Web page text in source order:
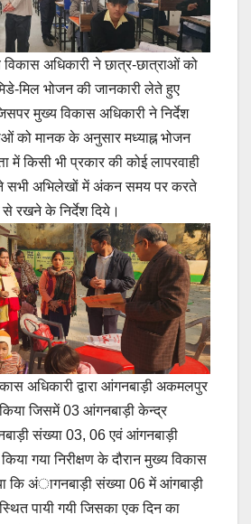
विकास अधिकारी ने छात्र-छात्राओं को
मिल भोजन की जानकारी लेते हुए
मुख्य विकास अधिकारी ने निर्देश
को मानक के अनुसार मध्याह्न भोजन
में किसी भी प्रकार की कोई लापरवाही
सभी अभिलेखों में अंकन समय पर करते
रखने के निर्देश दिये।
अधिकारी द्वारा आंगनबाड़ी अकमलपुर
किया जिसमें 03 आंगनबाड़ी केन्द्र
संख्या 03, 06 एवं आंगनबाड़ी
गया निरीक्षण के दौरान मुख्य विकास
गया कि अंागनबाड़ी संख्या 06 में आंगबाड़ी
पायी गयी जिसका एक दिन का